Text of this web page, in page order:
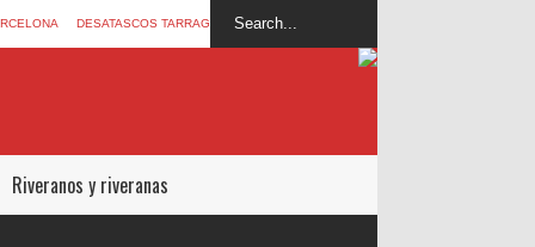
DESATASCOS TARRAGONA
Riveranos y riveranas